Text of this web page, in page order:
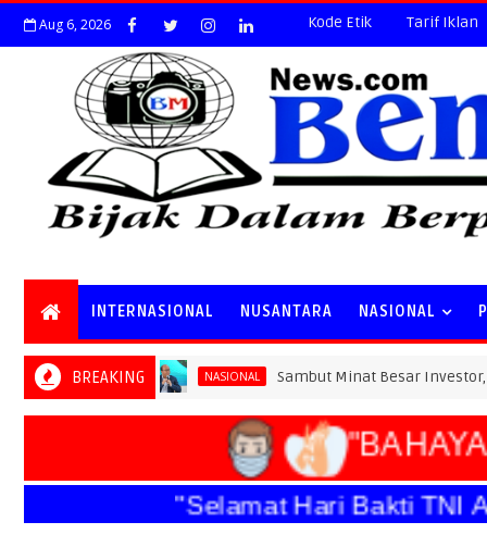
Aug 6, 2026 Kode Etik Tarif Iklan
INTERNASIONAL NUSANTARA NASIONAL
BREAKINGNASIONAL Sambut Minat Besar Investor, PLN
"BAHAYA
"Selamat Hari Bakti TNI